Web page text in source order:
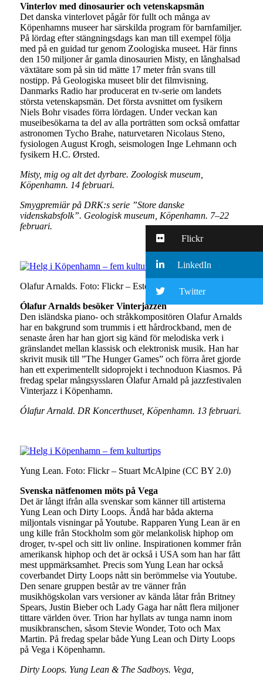
Vinterlov med dinosaurier och vetenskapsmän
Det danska vinterlovet pågår för fullt och många av
Köpenhamns museer har särskilda program för barnfamiljer.
På lördag efter stängningsdags kan man till exempel följa
med på en guidad tur genom Zoologiska museet. Här finns
den 150 miljoner år gamla dinosaurien Misty, en långhalsad
växtätare som på sin tid mätte 17 meter från svans till
nostipp. På Geologiska museet blir det filmvisning.
Danmarks Radio har producerat en tv-serie om landets
största vetenskapsmän. Det första avsnittet om fysikern
Niels Bohr visades förra lördagen. Under veckan kan
museibesökarna ta del av alla porträtten som också omfattar
astronomen Tycho Brahe, naturvetaren Nicolaus Steno,
fysiologen August Krogh, seismologen Inge Lehmann och
fysikern H.C. Ørsted.
Misty, mig og alt det dyrbare. Zoologisk museum,
Köpenhamn. 14 februari.
Smygpremiär på DRK:s serie ”Store danske
videnskabsfolk”. Geologisk museum, Köpenhamn. 7–22
februari.
Olafur Arnalds. Foto: Flickr – Estonian Foreign Ministry (CC
Ólafur Arnalds besöker Vinterjazzen
Den isländska piano- och stråkkompositören Olafur Arnalds
har en bakgrund som trummis i ett hårdrockband, men de
senaste åren har han gjort sig känd för melodiska verk i
gränslandet mellan klassisk och elektronisk musik. Han har
skrivit musik till ”The Hunger Games” och förra året gjorde
han ett experimentellt sidoprojekt i technoduon Kiasmos. På
fredag spelar mångsysslaren Ólafur Arnald på jazzfestivalen
Vinterjazz i Köpenhamn.
Ólafur Arnald. DR Koncerthuset, Köpenhamn. 13 februari.
Yung Lean. Foto: Flickr – Stuart McAlpine (CC BY 2.0)
Svenska nätfenomen möts på Vega
Det är långt ifrån alla svenskar som känner till artisterna
Yung Lean och Dirty Loops. Ändå har båda akterna
miljontals visningar på Youtube. Rapparen Yung Lean är en
ung kille från Stockholm som gör melankolisk hiphop om
droger, tv-spel och sitt liv online. Inspirationen kommer från
amerikansk hiphop och det är också i USA som han har fått
mest uppmärksamhet. Precis som Yung Lean har också
coverbandet Dirty Loops nått sin berömmelse via Youtube.
Den senare gruppen består av tre vänner från
musikhögskolan vars versioner av kända låtar från Britney
Spears, Justin Bieber och Lady Gaga har nått flera miljoner
tittare världen över. Trion har hyllats av tunga namn inom
musikbranschen, såsom Stevie Wonder, Toto och Max
Martin. På fredag spelar både Yung Lean och Dirty Loops
på Vega i Köpenhamn.
Dirty Loops. Yung Lean & The Sadboys. Vega,
Flickr
LinkedIn
Twitter